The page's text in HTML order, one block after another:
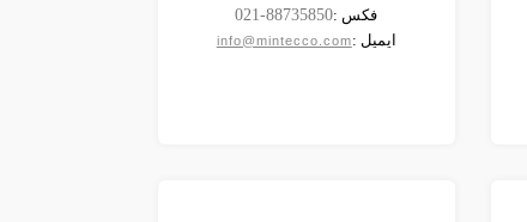
فکس :021-88735850
ایمیل :info@mintecco.com